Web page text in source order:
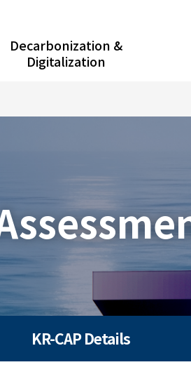
Decarbonization &
Digitalization
KR-CAP Details